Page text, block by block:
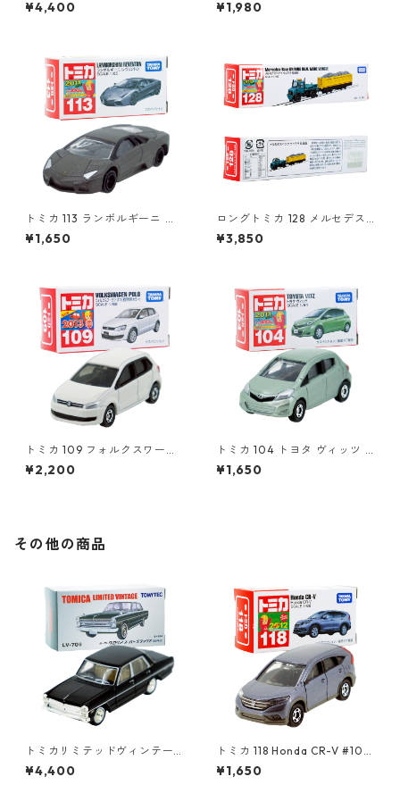
¥4,400
824923
¥1,980
トミカ 113 ランボルギーニ レ
ヴェントン #10359791
¥1,650
ロングトミカ 128 メルセデス
ベンツ ウニモグ 軌陸車 #103
96291
¥3,850
トミカ 109 フォルクスワーゲ
ン ポロ（初回特別カラー）#1
0467380
¥2,200
トミカ 104 トヨタ ヴィッツ #
10392507
¥1,650
その他の商品
トミカリミテッドヴィンテー
ジ LV-70a ニッサン グロリア
スーパー デラックス 68年式 #
¥4,400
トミカ 118 Honda CR-V #104
39028
¥1,650